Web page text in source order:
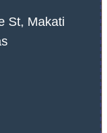
St, Makati